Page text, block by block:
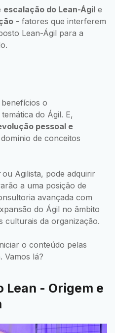
escalação do Lean-Ágil e
- fatores que interferem
Lean-Ágil para a
o
do Ágil. E,
pessoal e
de conceitos
ou Agilista, pode adquirir
a uma posição de
avançada com
do Ágil no âmbito
culturais da organização.
o conteúdo pelas
Vamos lá?
Lean - Origem e